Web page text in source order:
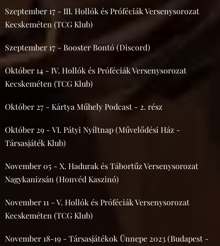
Szeptember 17 - III. Hollók és Próféciák Versenysorozat
Kecskeméten (TCG Klub)
Szeptember 17 - Booster Bontó (Discord)
Október 14 - IV. Hollók és Próféciák Versenysorozat
Kecskeméten (TCG Klub)
Október 27 - Kártya Műhely Podcast - 2. rész
Október 29 - VI. Pátyi Nyíltnap (Művelődési Ház -
Társasjáték Klub)
November 05 - X. Hadurak és Tábortűz Versenysorozat
Nagykanizsán (Honvéd Kaszinó)
November 11 - V. Hollók és Próféciák Versenysorozat
Kecskeméten (TCG Klub)
November 18-19 - Társasjátékok Ünnepe 2023 (Budapest -